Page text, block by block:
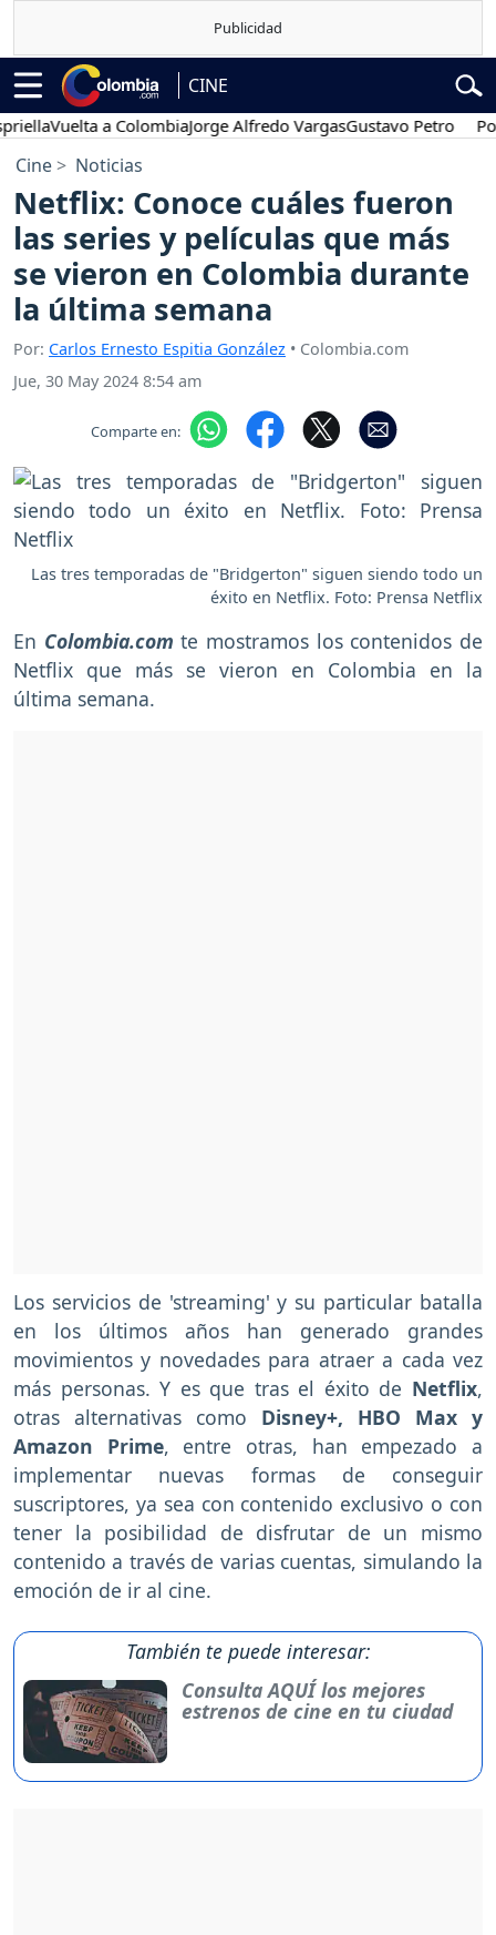
CINE
Vuelta a ColombiaJorge Alfredo VargasGustavo Petro
Cine Noticias
Netflix: Conoce cuáles fueron
las series y películas que más
se vieron en Colombia durante
la última semana
Por: Carlos Ernesto Espitia González • Colombia.com
Jue, 30 May 2024 8:54 am
Comparte en:
Las tres temporadas de "Bridgerton" siguen siendo todo un
éxito en Netflix. Foto: Prensa Netflix
En Colombia.com te mostramos los contenidos de
Netflix que más se vieron en Colombia en la
última semana.
Los servicios de 'streaming' y su particular batalla
en los últimos años han generado grandes
movimientos y novedades para atraer a cada vez
más personas. Y es que tras el éxito de Netflix,
otras alternativas como Disney+, HBO Max y
Amazon Prime, entre otras, han empezado a
implementar nuevas formas de conseguir
suscriptores, ya sea con contenido exclusivo o con
tener la posibilidad de disfrutar de un mismo
contenido a través de varias cuentas, simulando la
emoción de ir al cine.
También te puede interesar:
Consulta AQUÍ los mejores
estrenos de cine en tu ciudad